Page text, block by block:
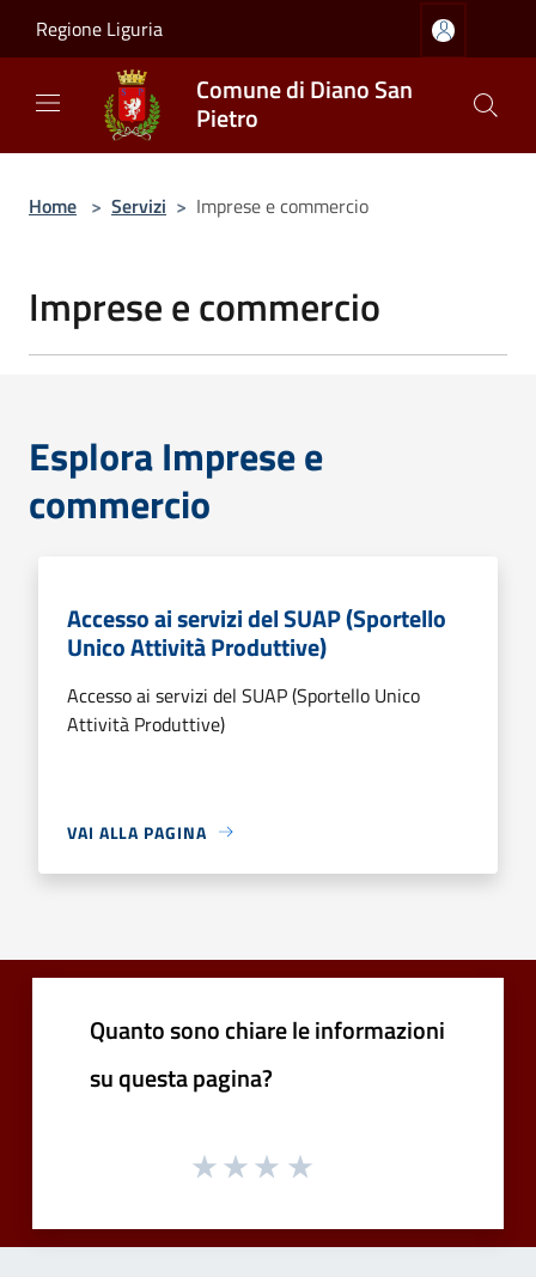
Regione Liguria
Comune di Diano San
Pietro
Home > Servizi > Imprese e commercio
Imprese e commercio
Esplora Imprese e
commercio
Accesso ai servizi del SUAP (Sportello
Unico Attività Produttive)
Accesso ai servizi del SUAP (Sportello Unico
Attività Produttive)
VAI ALLA PAGINA
Quanto sono chiare le informazioni
su questa pagina?